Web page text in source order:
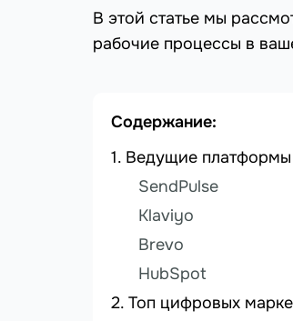
В этой статье мы
рабочие процессы в
Содержание:
Ведущие платформы
SendPulse
Klaviyo
Brevo
HubSpot
Топ цифровых